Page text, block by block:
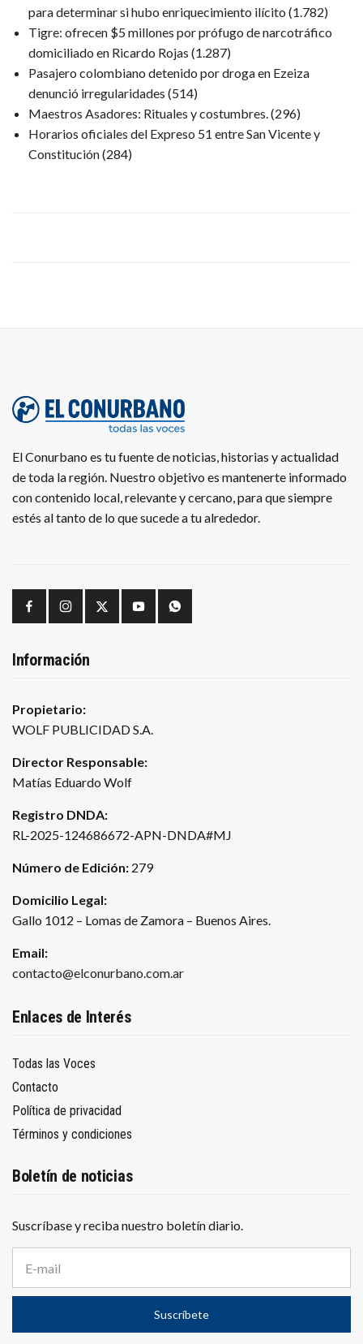
para determinar si hubo enriquecimiento ilícito (1.782)
Tigre: ofrecen $5 millones por prófugo de narcotráfico
domiciliado en Ricardo Rojas (1.287)
Pasajero colombiano detenido por droga en Ezeiza
denunció irregularidades (514)
Maestros Asadores: Rituales y costumbres.(296)
Horarios oficiales del Expreso 51 entre San Vicente y
Constitución(284)
El Conurbano es tu fuente de noticias, historias y actualidad
de toda la región. Nuestro objetivo es mantenerte informado
con contenido local, relevante y cercano, para que siempre
estés al tanto de lo que sucede a tu alrededor.
Información
Propietario:
WOLF PUBLICIDAD S.A.
Director Responsable:
Matías Eduardo Wolf
Registro DNDA:
RL-2025-124686672-APN-DNDA#MJ
Número de Edición: 279
Domicilio Legal:
Gallo 1012 – Lomas de Zamora – Buenos Aires.
Email:
contacto@elconurbano.com.ar
Enlaces de Interés
Todas las Voces
Contacto
Política de privacidad
Términos y condiciones
Boletín de noticias
Suscríbase y reciba nuestro boletín diario.
r
e
c
Suscríbete